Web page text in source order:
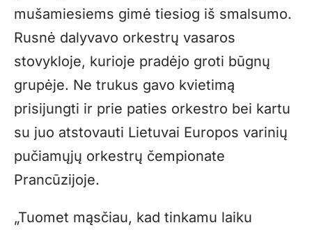
mušamiesiems gimė tiesiog iš smalsumo.
Rusnė dalyvavo orkestrų vasaros
stovykloje, kurioje pradėjo groti būgnų
grupėje. Ne trukus gavo kvietimą
prisijungti ir prie paties orkestro bei kartu
su juo atstovauti Lietuvai Europos varinių
pučiamųjų orkestrų čempionate
Prancūzijoje.
„Tuomet mąsčiau, kad tinkamu laiku